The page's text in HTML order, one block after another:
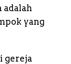
adalah
yang
gereja